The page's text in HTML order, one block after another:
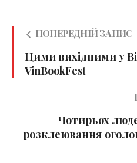
ПОПЕРЕДНІЙ ЗАПИС
Цими вихідними у
VinBookFest
Чотирьох
розклеювання